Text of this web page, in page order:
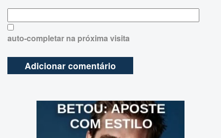
auto-completar na próxima visita